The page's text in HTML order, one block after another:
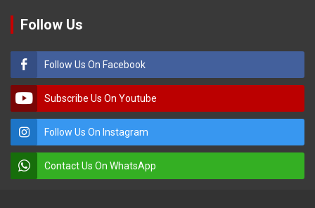
Follow Us
Follow Us On Facebook
Subscribe Us On Youtube
Follow Us On Instagram
Contact Us On WhatsApp